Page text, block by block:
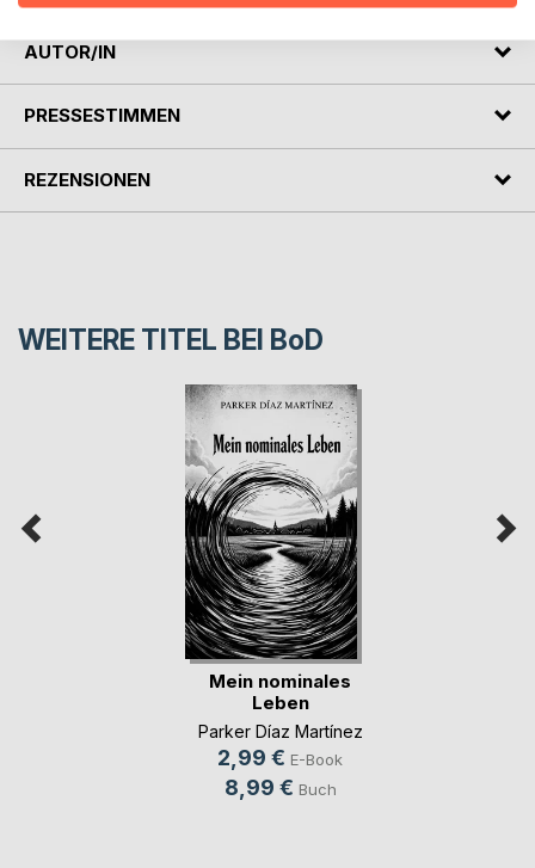
AUTOR/IN
PRESSESTIMMEN
REZENSIONEN
WEITERE TITEL BEI BoD
Mein nominales
Leben
Parker Díaz Martínez
2,99 € E-Book
8,99 € Buch